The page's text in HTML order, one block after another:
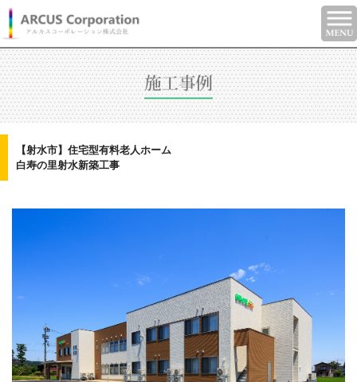
【射水市】住宅型有料老人ホーム
白寿の里射水新築工事